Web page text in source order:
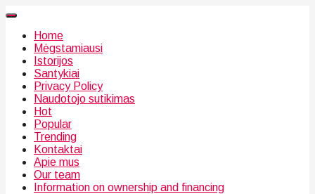
Home
Mėgstamiausi
Istorijos
Santykiai
Privacy Policy
Naudotojo sutikimas
Hot
Popular
Trending
Kontaktai
Apie mus
Our team
Information on ownership and financing